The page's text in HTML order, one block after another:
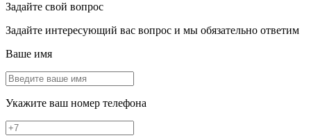
Задайте свой вопрос
Задайте интересующий вас вопрос и мы обязательно ответим
Ваше имя
Укажите ваш номер телефона